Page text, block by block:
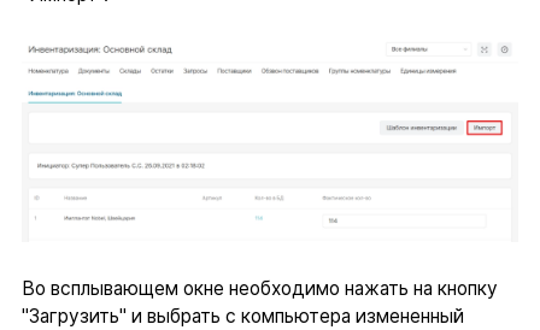
Во всплывающем окне необходимо нажать на кнопку
"Загрузить" и выбрать с компьютера измененный